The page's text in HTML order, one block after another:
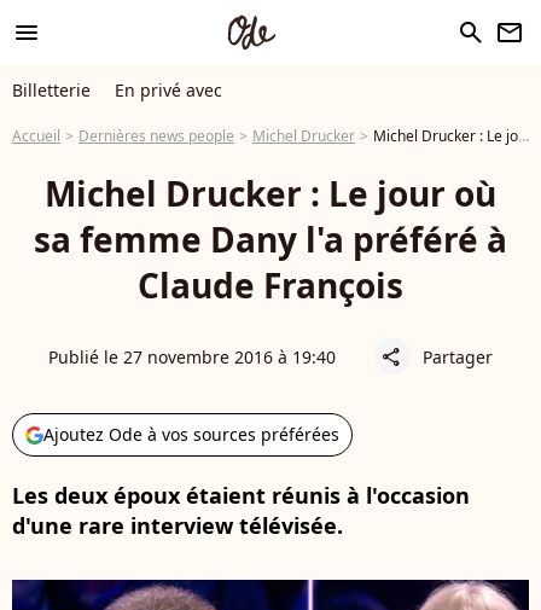
menu search newsletter
Billetterie En privé avec
Accueil Dernières news people Michel Drucker Michel Drucker : Le jour où sa femme Dany l'a préféré à Claude François
Michel Drucker : Le jour où
sa femme Dany l'a préféré à
Claude François
Publié le 27 novembre 2016 à 19:40 share Partager
Ajoutez Ode à vos sources préférées
Les deux époux étaient réunis à l'occasion
d'une rare interview télévisée.